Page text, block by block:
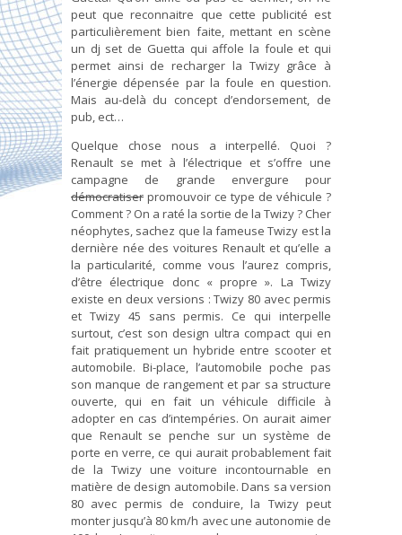
peut que reconnaitre que cette publicité est
particulièrement bien faite, mettant en scène
un dj set de Guetta qui affole la foule et qui
permet ainsi de recharger la Twizy grâce à
l’énergie dépensée par la foule en question.
Mais au-delà du concept d’endorsement, de
pub, ect…
Quelque chose nous a interpellé. Quoi ?
Renault se met à l’électrique et s’offre une
campagne de grande envergure pour
démocratiser promouvoir ce type de véhicule ?
Comment ? On a raté la sortie de la Twizy ? Cher
néophytes, sachez que la fameuse Twizy est la
dernière née des voitures Renault et qu’elle a
la particularité, comme vous l’aurez compris,
d’être électrique donc « propre ». La Twizy
existe en deux versions : Twizy 80 avec permis
et Twizy 45 sans permis. Ce qui interpelle
surtout, c’est son design ultra compact qui en
fait pratiquement un hybride entre scooter et
automobile. Bi-place, l’automobile poche pas
son manque de rangement et par sa structure
ouverte, qui en fait un véhicule difficile à
adopter en cas d’intempéries. On aurait aimer
que Renault se penche sur un système de
porte en verre, ce qui aurait probablement fait
de la Twizy une voiture incontournable en
matière de design automobile. Dans sa version
80 avec permis de conduire, la Twizy peut
monter jusqu’à 80 km/h avec une autonomie de